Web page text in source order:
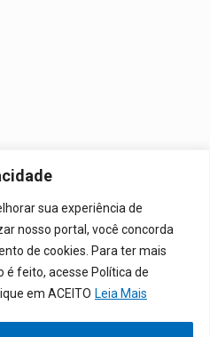
sua experiência de
nosso portal, você concorda
de cookies. Para ter mais
é feito, acesse Política de
em ACEITO Leia Mais